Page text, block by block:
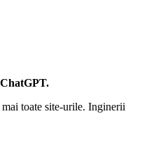
toate site-urile. Inginerii